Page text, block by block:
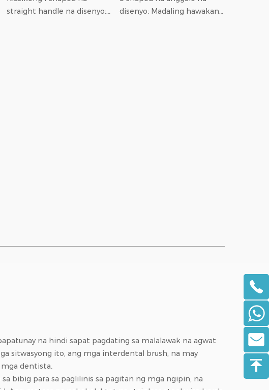
straight handle na disenyo:
disenyo: Madaling hawakan
na hindi sapat pagdating sa malalawak na agwat
sitwasyong ito, ang mga interdental brush, na may
mga dentista.
bibig para sa paglilinis sa pagitan ng mga ngipin, na